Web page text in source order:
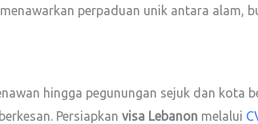
perpaduan unik antara alam,
hingga pegunungan sejuk dan kota
Persiapkan visa Lebanon melalui